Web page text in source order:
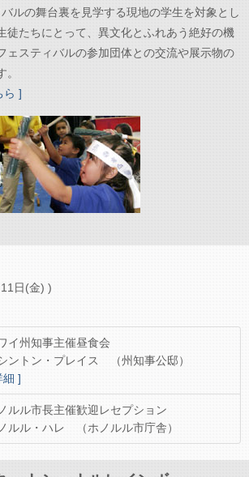
ルの舞台裏を見学する現地の学生を対象とし
徒たちにとって、異文化とふれあう絶好の機
ェスティバルの参加団体との交流や展示物の
ら ]
日(金) )
イ州知事主催昼食会
ントン・プレイス （州知事公邸）
細 ]
ルル市長主催歓迎レセプション
ルル・ハレ （ホノルル市庁舎）